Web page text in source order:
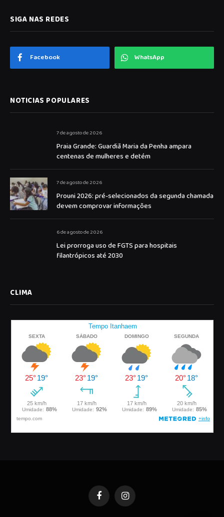
SIGA NAS REDES
Facebook WhatsApp
NOTICIAS POPULARES
7 de agosto de 2026
Praia Grande: Guardiã Maria da Penha ampara
centenas de mulheres e detém
7 de agosto de 2026
Prouni 2026: pré-selecionados da segunda chamada
devem comprovar informações
6 de agosto de 2026
Lei prorroga uso de FGTS para hospitais
filantrópicos até 2030
CLIMA
FacebookInstagram